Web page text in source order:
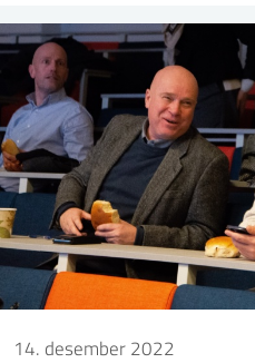
14. desember 2022